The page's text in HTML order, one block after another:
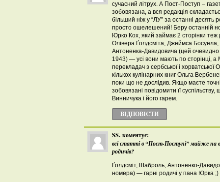
сучасний літрух. А Пост-Поступ –
зобовязана, а вся редакція
більший ніж у “ЛУ” за останні десять
просто ошелешений! Беру останній
Юрко Кох, який займає 2 сторінки
Олівера Ґолдсміта, Джеймса
Антоненка-Давидовича (цей
1943) — усі вони мають по сторінці, а
перекладач з сербської і
кількох кулінарних книг Ольга
поки що не дослідив. Якщо маєте
зобовязані повідомити її
Винничука і його гарем.
ВІДПОВІCТИ
SS. коментує:
всі статті в “Пост-Поступі” майже на
родичів?
Ґолдсміт, Шаброль, Антоненко-
номера) — гарні родичі у пана Юрка ;)